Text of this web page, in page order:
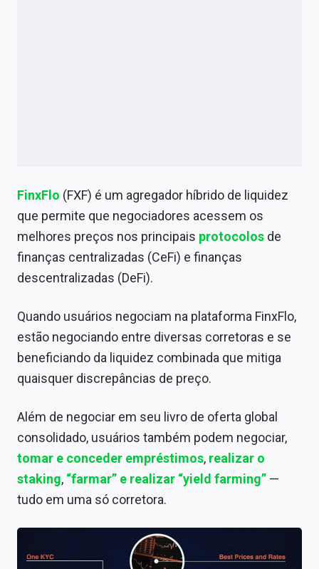
FinxFlo (FXF) é um agregador híbrido de liquidez
que permite que negociadores acessem os
melhores preços nos principais protocolos de
finanças centralizadas (CeFi) e finanças
descentralizadas (DeFi).
Quando usuários negociam na plataforma FinxFlo,
estão negociando entre diversas corretoras e se
beneficiando da liquidez combinada que mitiga
quaisquer discrepâncias de preço.
Além de negociar em seu livro de oferta global
consolidado, usuários também podem negociar,
tomar e conceder empréstimos, realizar o
staking, “farmar” e realizar “yield farming” —
tudo em uma só corretora.